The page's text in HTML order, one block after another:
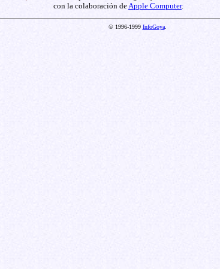
con la colaboración deApple Computer.
© 1996-1999 InfoGoya.